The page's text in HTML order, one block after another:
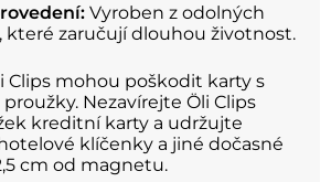
Vyroben z odolných
které zaručují dlouhou životnost.
Clips mohou poškodit karty s
Nezavírejte Öli Clips
kreditní karty a udržujte
klíčenky a jiné dočasné
cm od magnetu.